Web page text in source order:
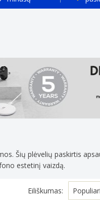
Šių plėvelių paskirtis
estetinį vaizdą.
Eiliškumas: